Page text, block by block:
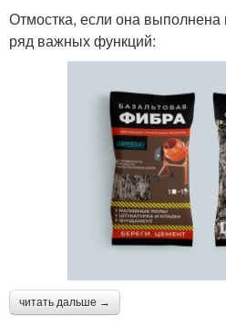
Отмостка, если она
ряд важных функций:
читать дальше →